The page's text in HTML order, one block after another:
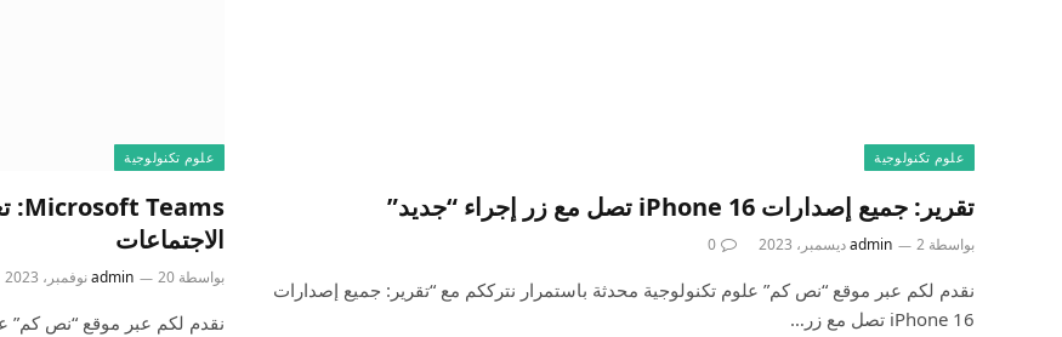
علوم تكنولوجية
تقرير: جميع إصدارات iPhone 16 تصل مع زر إجراء “جديد”
بواسطة admin 2 ديسمبر، 2023 0
نقدم لكم عبر موقع “نص كم” علوم تكنولوجية محدثة باستمرار نترككم مع “تقرير: جميع إصدارات
iPhone 16 تصل مع زر…
علوم تكنولوجية
الاجتماعات
بواسطة admin 20 نوفمبر، 2023